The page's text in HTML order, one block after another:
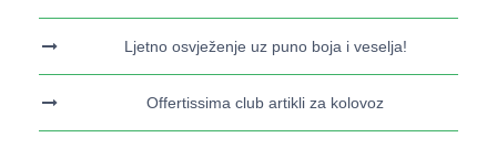
Ljetno osvježenje uz puno boja i veselja!
Offertissima club artikli za kolovoz